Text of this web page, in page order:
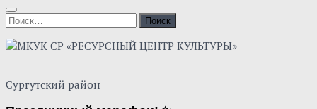
Найти:
Сургутский район